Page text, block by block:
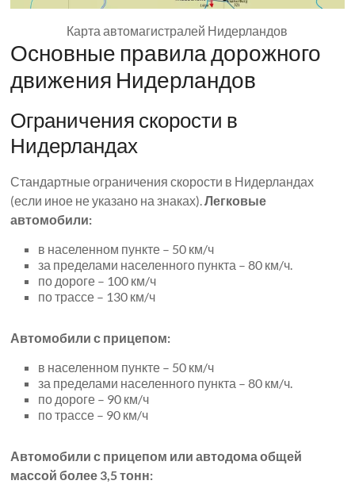
Карта автомагистралей Нидерландов
Основные правила дорожного
движения Нидерландов
Ограничения скорости в
Нидерландах
Стандартные ограничения скорости в Нидерландах
(если иное не указано на знаках).Легковые
автомобили:
в населенном пункте – 50 км/ч
за пределами населенного пункта – 80 км/ч.
по дороге – 100 км/ч
по трассе – 130 км/ч
Автомобили с прицепом:
в населенном пункте – 50 км/ч
за пределами населенного пункта – 80 км/ч.
по дороге – 90 км/ч
по трассе – 90 км/ч
Автомобили с прицепом или автодома общей
массой более 3,5 тонн: